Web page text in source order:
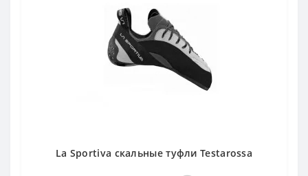
La Sportiva скальные туфли Testarossa